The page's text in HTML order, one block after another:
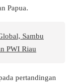
Papua.
Sambu
PWI Riau
pertandingan